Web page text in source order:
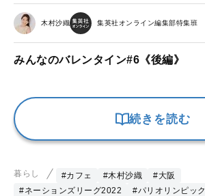
木村沙織 集英社オンライン編集部特集班
みんなのバレンタイン#6《後編》
続きを読む
暮らし #カフェ #木村沙織
#大阪
#ネーションズリーグ2022
#パリオリンピック